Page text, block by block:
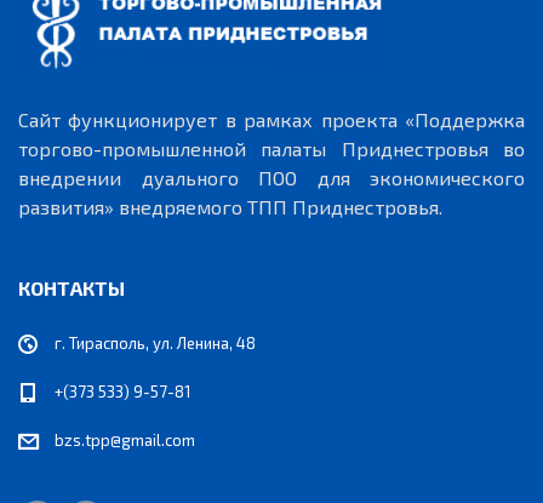
Сайт функционирует в рамках проекта «Поддержка
торгово-промышленной палаты Приднестровья во
внедрении дуального ПОО для экономического
развития» внедряемого ТПП Приднестровья.
КОНТАКТЫ
г. Тирасполь, ул. Ленина, 48
+(373 533) 9-57-81
bzs.tpp@gmail.com